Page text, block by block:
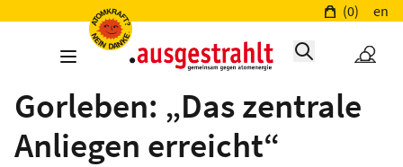
(0) en
Gorleben: „Das zentrale
Anliegen erreicht“